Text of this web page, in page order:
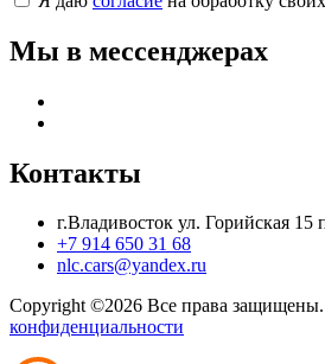
Мы в мессенджерах
Контакты
г.Владивосток ул. Горийская
+7 914 650 31 68
nlc.cars@yandex.ru
Copyright ©2026 Все права защищены.
конфиденциальности